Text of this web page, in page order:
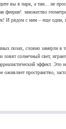
вы в парк, а там... не
феерия! множество
И рядом с ним – еще один,
позах, словно замерли в
солнечный свет,
эффект. Это
оживляет пространство,